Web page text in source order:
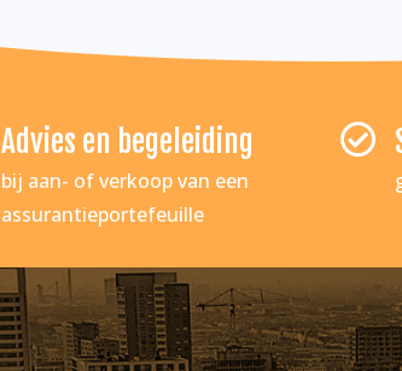
Advies en begeleiding
bij aan- of verkoop van een
assurantieportefeuille